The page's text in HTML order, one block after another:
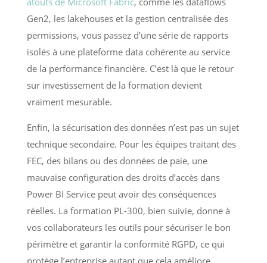
Gen2, les lakehouses et la gestion centralisée des
permissions, vous passez d’une série de rapports
isolés à une plateforme data cohérente au service
de la performance financière. C’est là que le retour
sur investissement de la formation devient
vraiment mesurable.
Enfin, la sécurisation des données n’est pas un sujet
technique secondaire. Pour les équipes traitant des
FEC, des bilans ou des données de paie, une
mauvaise configuration des droits d’accès dans
Power BI Service peut avoir des conséquences
réelles. La formation PL-300, bien suivie, donne à
vos collaborateurs les outils pour sécuriser le bon
périmètre et garantir la conformité RGPD, ce qui
protège l’entreprise autant que cela améliore